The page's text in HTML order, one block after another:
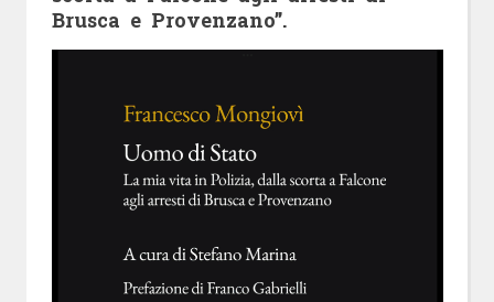
Brusca e Provenzano”.